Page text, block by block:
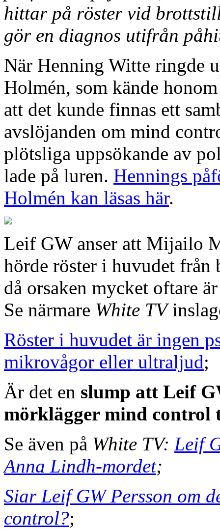
hittar på röster vid
gör en diagnos utifrån
När Henning Witte ringde
Holmén, som kände
att det kunde finnas ett
avslöjanden om mind
plötsliga uppsökande av
lade på luren. Hennings
Holmén kan läsas här.
Leif GW anser att Mijailo
hörde röster i huvudet från
då orsaken mycket oftare
Se närmare White TV
Röster i huvudet är ingen
mikrovågor eller ultraljud;
Är det en slump att Leif
mörklägger mind control
Se även på White TV: Leif
Anna Lindh-mordet;
Siar Leif GW Persson om
control?;